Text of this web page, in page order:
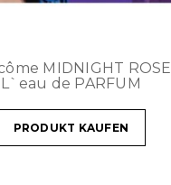
MIDNIGHT ROSE
L`eau de PARFUM
PRODUKT KAUFEN